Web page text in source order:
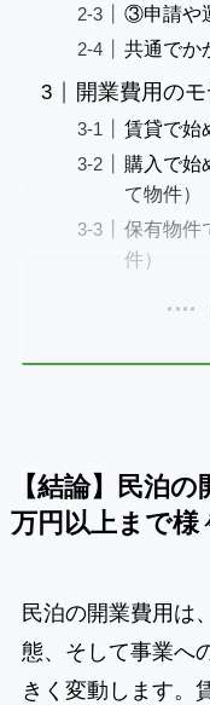
③申請や
共通でか
開業費用の
賃貸で始
購入で始
て物件）
保有物件
件）
【結論】民泊
万円以上まで様
民泊の開業費用は
態、そして事業へ
きく変動します。